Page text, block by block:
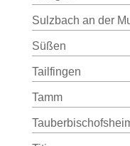
Sulzbach an der
Süßen
Tailfingen
Tamm